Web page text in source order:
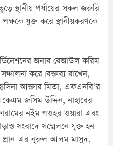
স্থানীয় পর্যায়ের সকল জরুরি
পক্ষকে যুক্ত করে স্থানীয়করণকে
জনাব রেজাউল করিম
করে। বক্তব্য রাখেন,
আক্তার মিতা, এফএনবি’র
জসিম উদ্দিন, নাহাবের
নইম গওহর ওয়ারা এবং
সংবাদে সম্মেলনে যুক্ত হন
প্রান-এর নুরুল আলম মাসুদ,